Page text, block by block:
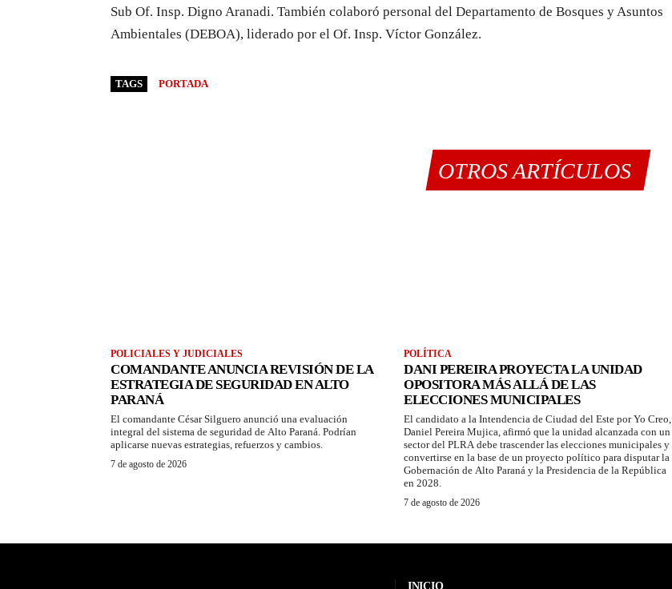
Sub Of. Insp. Digno Aranadi. También colaboró personal del Departamento de Bosques y Asuntos
Ambientales (DEBOA), liderado por el Of. Insp. Víctor González.
TAGS PORTADA
OTROS ARTÍCULOS
POLICIALES Y JUDICIALES
COMANDANTE ANUNCIA REVISIÓN DE LA
ESTRATEGIA DE SEGURIDAD EN ALTO
PARANÁ
El comandante César Silguero anunció una evaluación
integral del sistema de seguridad de Alto Paraná. Podrían
aplicarse nuevas estrategias, refuerzos y cambios.
7 de agosto de 2026
POLÍTICA
DANI PEREIRA PROYECTA LA UNIDAD
OPOSITORA MÁS ALLÁ DE LAS
ELECCIONES MUNICIPALES
El candidato a la Intendencia de Ciudad del Este por Yo Creo,
Daniel Pereira Mujica, afirmó que la unidad alcanzada con un
sector del PLRA debe trascender las elecciones municipales y
convertirse en la base de un proyecto político para disputar la
Gobernación de Alto Paraná y la Presidencia de la República
en 2028.
7 de agosto de 2026
INICIO